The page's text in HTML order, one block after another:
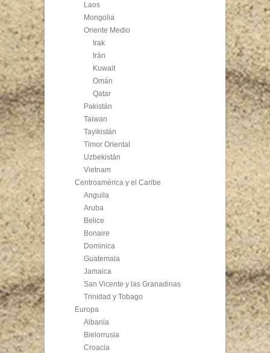
Laos
Mongolia
Oriente Medio
Irak
Irán
Kuwait
Omán
Qatar
Pakistán
Taiwan
Tayikistán
Timor Oriental
Uzbekistán
Vietnam
Centroamérica y el Caribe
Anguila
Aruba
Belice
Bonaire
Dominica
Guatemala
Jamaica
San Vicente y las Granadinas
Trinidad y Tobago
Europa
Albania
Bielorrusia
Croacia